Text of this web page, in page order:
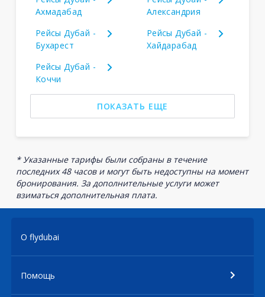
Ахмадабад
Александрия
Рейсы Дубай -
Бухарест
Рейсы Дубай -
Хайдарабад
Рейсы Дубай -
Коччи
ПОКАЗАТЬ ЕЩЕ
* Указанные тарифы были собраны в течение
последних 48 часов и могут быть недоступны на момент
бронирования. За дополнительные услуги может
взиматься дополнительная плата.
О flydubai
Помощь